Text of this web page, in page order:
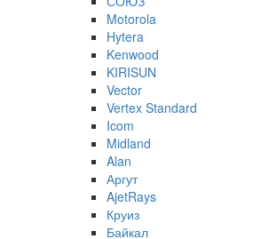
Motorola
Hytera
Kenwood
KIRISUN
Vector
Vertex Standard
Icom
Midland
Alan
Аргут
AjetRays
Круиз
Байкал